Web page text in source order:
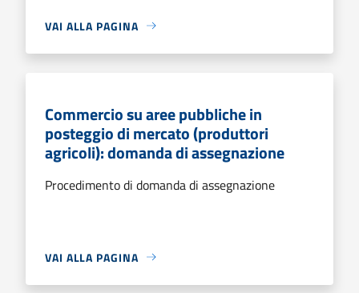
VAI ALLA PAGINA
Commercio su aree pubbliche in
posteggio di mercato (produttori
agricoli): domanda di assegnazione
Procedimento di domanda di assegnazione
VAI ALLA PAGINA